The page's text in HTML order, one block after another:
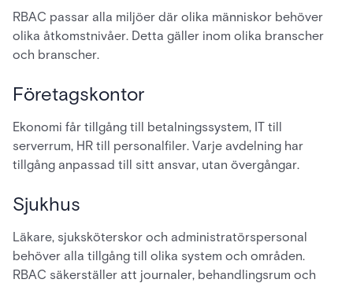
RBAC passar alla miljöer där olika människor behöver
olika åtkomstnivåer. Detta gäller inom olika branscher
och branscher.
Företagskontor
Ekonomi får tillgång till betalningssystem, IT till
serverrum, HR till personalfiler. Varje avdelning har
tillgång anpassad till sitt ansvar, utan övergångar.
Sjukhus
Läkare, sjuksköterskor och administratörspersonal
behöver alla tillgång till olika system och områden.
RBAC säkerställer att journaler, behandlingsrum och